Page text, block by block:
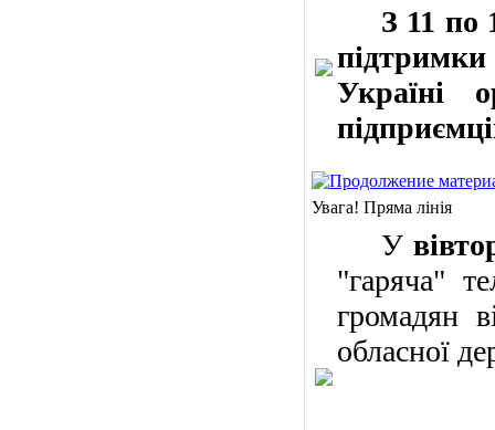
З 11 по
Україні
Увага! Пряма лінія
У
"гаряча"
громадян
обласної